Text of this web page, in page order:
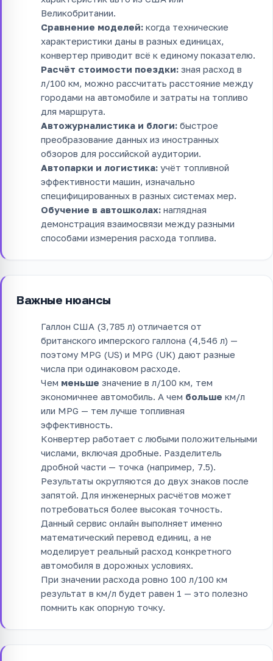
Великобритании.
Сравнение моделей: когда технические
характеристики даны в разных единицах,
конвертер приводит всё к единому показателю.
Расчёт стоимости поездки: зная расход в
л/100 км, можно рассчитать расстояние между
городами на автомобиле и затраты на топливо
для маршрута.
Автожурналистика и блоги: быстрое
преобразование данных из иностранных
обзоров для российской аудитории.
Автопарки и логистика: учёт топливной
эффективности машин, изначально
специфицированных в разных системах мер.
Обучение в автошколах: наглядная
демонстрация взаимосвязи между разными
способами измерения расхода топлива.
Важные нюансы
Галлон США (3,785 л) отличается от
британского имперского галлона (4,546 л) —
поэтому MPG (US) и MPG (UK) дают разные
числа при одинаковом расходе.
Чем меньше значение в л/100 км, тем
экономичнее автомобиль. А чем больше км/л
или MPG — тем лучше топливная
эффективность.
Конвертер работает с любыми положительными
числами, включая дробные. Разделитель
дробной части — точка (например, 7.5).
Результаты округляются до двух знаков после
запятой. Для инженерных расчётов может
потребоваться более высокая точность.
Данный сервис онлайн выполняет именно
математический перевод единиц, а не
моделирует реальный расход конкретного
автомобиля в дорожных условиях.
При значении расхода ровно 100 л/100 км
результат в км/л будет равен 1 — это полезно
помнить как опорную точку.